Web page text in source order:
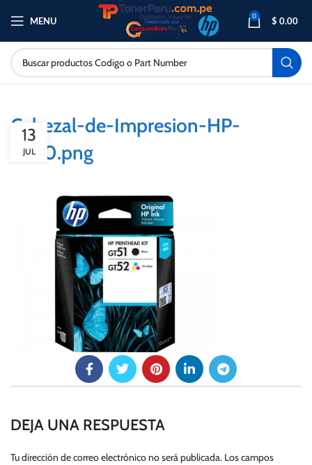
MENU 0 $ 0.00
Cabezal-de-Impresion-HP-
5820.png
13
JUL
DEJA UNA RESPUESTA
Tu dirección de correo electrónico no será publicada. Los campos